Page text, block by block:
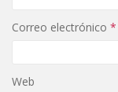
Correo electrónico *
Web